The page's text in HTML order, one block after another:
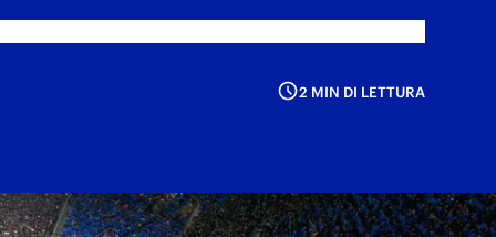
2 MIN DI LETTURA